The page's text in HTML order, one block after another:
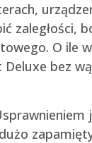
zaległości,
O ile
bez